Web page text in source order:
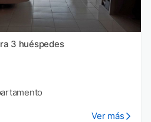
3 huéspedes
Ver más